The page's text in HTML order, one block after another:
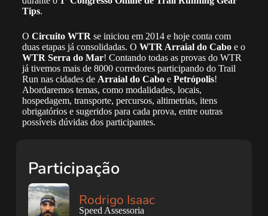
Tips.
O Circuito WTR se iniciou em 2014 e hoje conta com
duas etapas já consolidadas. O WTR Arraial do Caboe o
WTR Serra do Mar! Contando todas as provas do WTR
já tivemos mais de 8000 corredores participando do Trail
Run nas cidades de Arraial do Caboe Petrópolis!
Abordaremos temas, como modalidades, locais,
hospedagem, transporte, percursos, altimetrias, itens
obrigatórios e sugeridos para cada prova, entre outras
possíveis dúvidas dos participantes.
Participação
Rodrigo Isaac
Speed Assessoria